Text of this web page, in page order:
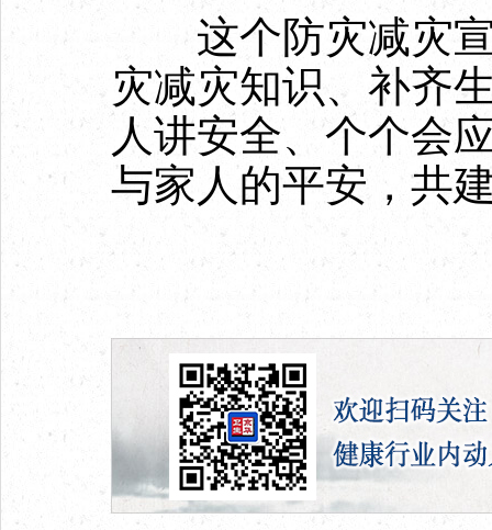
这个防灾减灾宣
灾减灾知识、补齐
人讲安全、个个会
与家人的平安，共